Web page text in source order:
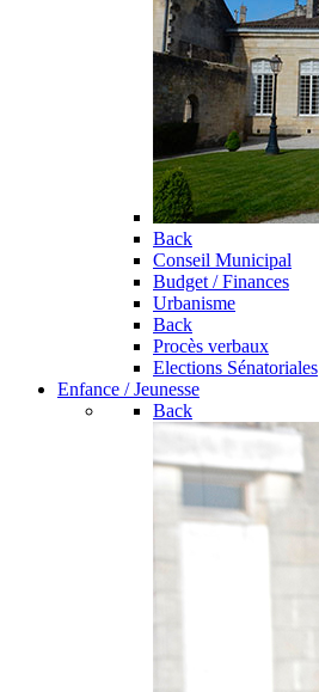
Back
Conseil Municipal
Budget / Finances
Urbanisme
Back
Procès verbaux
Elections Sénatoriales
Enfance / Jeunesse
Back